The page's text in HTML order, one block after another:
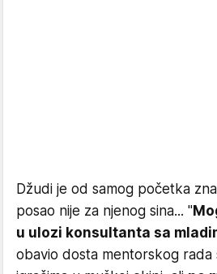
Džudi je od samog početka
posao nije za njenog sina... "
u ulozi konsultanta sa
obavio dosta mentorskog rada